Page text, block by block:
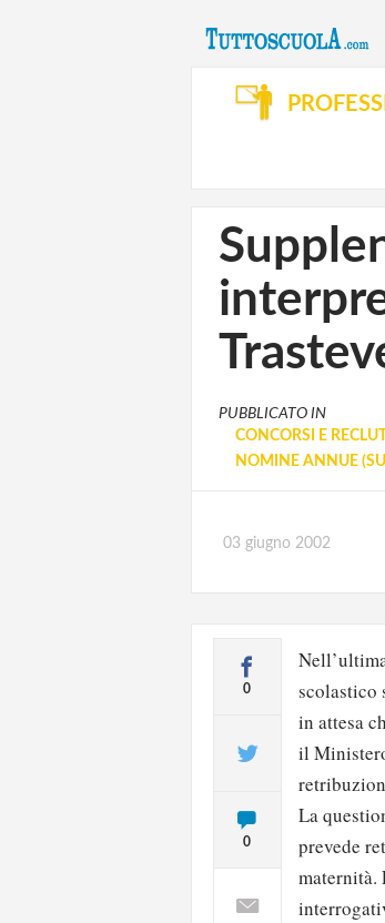
PUBBLICATO IN
CONCORSI E
NOMINE ANNUE
03 giugno 2002
0
0
scolastico
in attesa
il
La
prevede
maternità.